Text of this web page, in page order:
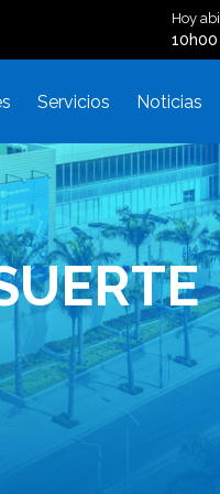
Hoy
Servicios Noticias